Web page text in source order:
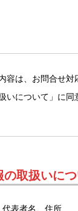
容は、お問合せ対
いについて」に同
の取扱いに
代表者名、住所